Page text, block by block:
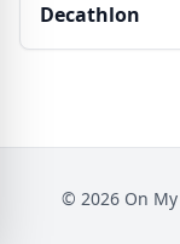
Decathlon
© 2026 On